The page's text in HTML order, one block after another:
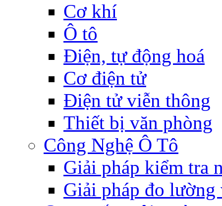
Cơ khí
Ô tô
Điện, tự động hoá
Cơ điện tử
Điện tử viễn thông
Thiết bị văn phòng
Công Nghệ Ô Tô
Giải pháp kiểm tra
Giải pháp đo